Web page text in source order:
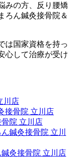
みの方、反り腰矯
ろん鍼灸接骨院＆
は国家資格を持っ
心して治療が受け
川店
接骨院 立川店
院 立川店
鍼灸接骨院 立川
灸接骨院 立川店